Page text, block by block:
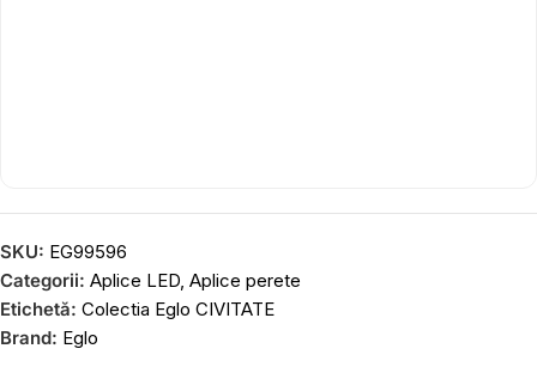
SKU: EG99596
Categorii: Aplice LED, Aplice perete
Etichetă: Colectia Eglo CIVITATE
Brand: Eglo